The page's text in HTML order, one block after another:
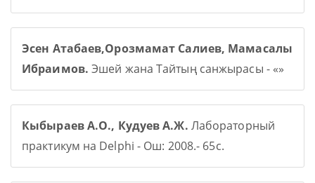
Эсен Атабаев,Орозмамат Салиев, Мамасалы
Ибраимов. Эшей жана Тайтың санжырасы - «»
Кыбыраев А.О., Кудуев А.Ж. Лабораторный
практикум на Delphi - Ош: 2008.- 65с.